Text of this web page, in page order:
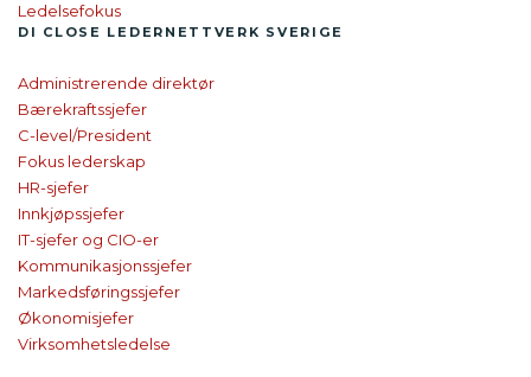
Ledelsefokus
DI CLOSE LEDER­NETTVERK SVERIGE
Administrerende direktør
Bærekraftssjefer
C-level/President
Fokus lederskap
HR-sjefer
Innkjøpssjefer
IT-sjefer og CIO-er
Kommunikasjonssjefer
Markedsføringssjefer
Økonomisjefer
Virksomhetsledelse